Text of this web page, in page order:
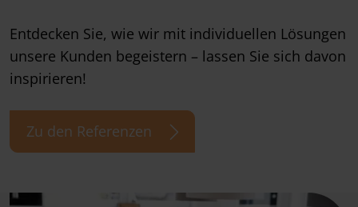
Entdecken Sie, wie wir mit individuellen Lösungen
unsere Kunden begeistern – lassen Sie sich davon
inspirieren!
Zu den Referenzen